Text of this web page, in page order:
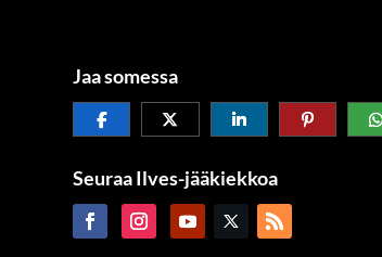
Jaa somessa
Seuraa Ilves-jääkiekkoa